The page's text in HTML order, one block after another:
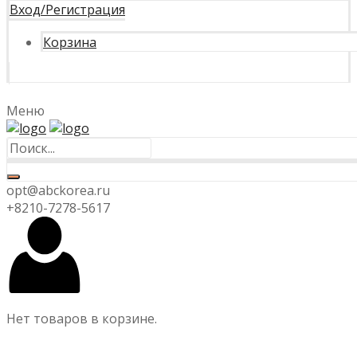
Вход/Регистрация
Корзина
Меню
opt@abckorea.ru
+8210-7278-5617
Нет товаров в корзине.